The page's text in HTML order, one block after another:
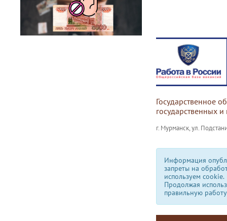
Государственное
государственных
г. Мурманск, ул.
Информация
запреты на
используем сookie.
Продолжая
правильную